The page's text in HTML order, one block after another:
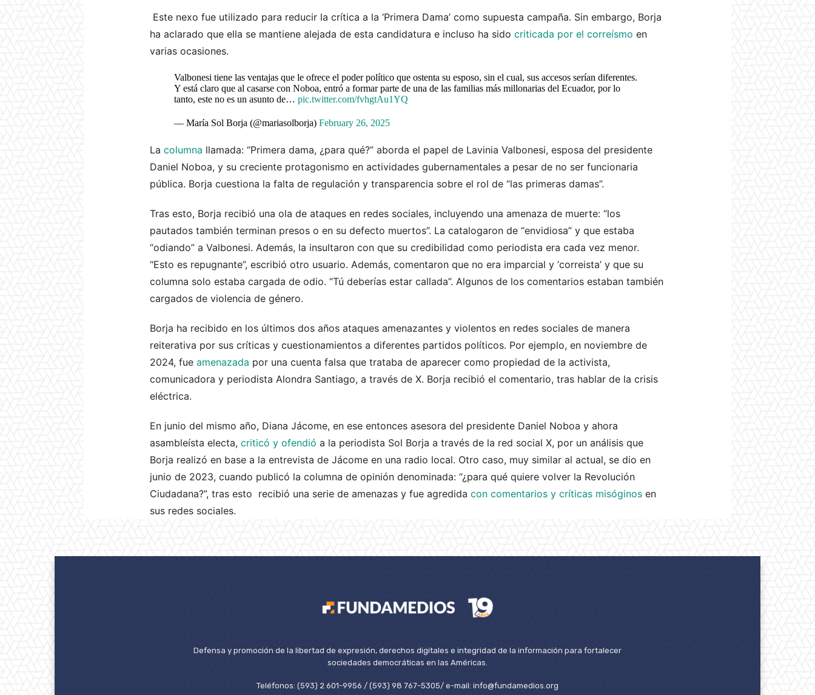
Este nexo fue utilizado para reducir la crítica a la ‘Primera Dama’ como supuesta campaña. Sin embargo, Borja
ha aclarado que ella se mantiene alejada de esta candidatura e incluso ha sido criticada por el correísmo en
varias ocasiones.
Valbonesi tiene las ventajas que le ofrece el poder político que ostenta su esposo, sin el cual, sus accesos serían diferentes.
Y está claro que al casarse con Noboa, entró a formar parte de una de las familias más millonarias del Ecuador, por lo
tanto, este no es un asunto de… pic.twitter.com/fvhgtAu1YQ
— María Sol Borja (@mariasolborja) February 26, 2025
La columna llamada: “Primera dama, ¿para qué?” aborda el papel de Lavinia Valbonesi, esposa del presidente
Daniel Noboa, y su creciente protagonismo en actividades gubernamentales a pesar de no ser funcionaria
pública. Borja cuestiona la falta de regulación y transparencia sobre el rol de “las primeras damas”.
Tras esto, Borja recibió una ola de ataques en redes sociales, incluyendo una amenaza de muerte: “los
pautados también terminan presos o en su defecto muertos”. La catalogaron de “envidiosa” y que estaba
“odiando” a Valbonesi. Además, la insultaron con que su credibilidad como periodista era cada vez menor.
“Esto es repugnante”, escribió otro usuario. Además, comentaron que no era imparcial y ‘correista’ y que su
columna solo estaba cargada de odio. “Tú deberías estar callada”. Algunos de los comentarios estaban también
cargados de violencia de género.
Borja ha recibido en los últimos dos años ataques amenazantes y violentos en redes sociales de manera
reiterativa por sus críticas y cuestionamientos a diferentes partidos políticos. Por ejemplo, en noviembre de
2024, fue amenazada por una cuenta falsa que trataba de aparecer como propiedad de la activista,
comunicadora y periodista Alondra Santiago, a través de X. Borja recibió el comentario, tras hablar de la crisis
eléctrica.
En junio del mismo año, Diana Jácome, en ese entonces asesora del presidente Daniel Noboa y ahora
asambleísta electa, criticó y ofendió a la periodista Sol Borja a través de la red social X, por un análisis que
Borja realizó en base a la entrevista de Jácome en una radio local. Otro caso, muy similar al actual, se dio en
junio de 2023, cuando publicó la columna de opinión denominada: “¿para qué quiere volver la Revolución
Ciudadana?”, tras esto recibió una serie de amenazas y fue agredida con comentarios y críticas misóginos en
sus redes sociales.
Defensa y promoción de la libertad de expresión, derechos digitales e integridad de la información para fortalecer
sociedades democráticas en las Américas.
Teléfonos: (593) 2 601-9956 / (593) 98 767-5305/ e-mail: info@fundamedios.org